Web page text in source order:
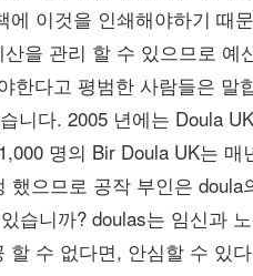
이것을 인쇄해야하기 때
을 관리 할 수 ​​있으므로
한다고 평범한 사람들은 말
니다. 2005 년에는 Doula
명의 Bir Doula UK는
으므로 공작 부인은
습니까? doulas는 임신과
수 없다면, 안심할 수 있